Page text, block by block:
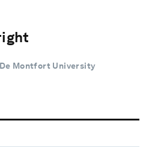
Montfort University